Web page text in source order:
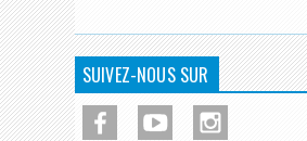
SUIVEZ-NOUS SUR